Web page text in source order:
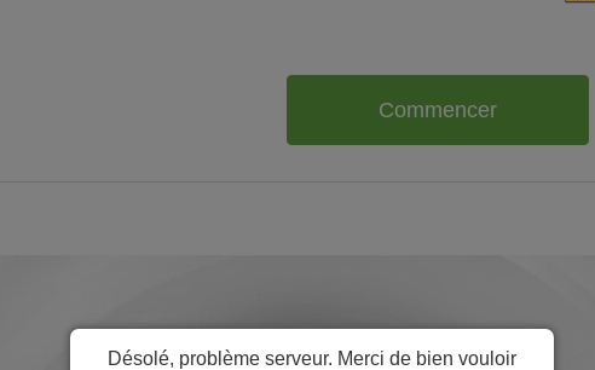
Commencer
Désolé, problème serveur. Merci de bien vouloir